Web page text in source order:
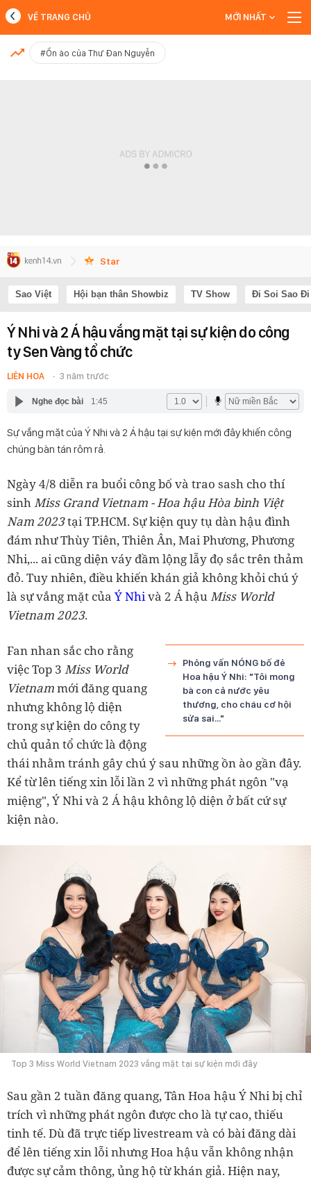
MỚI NHẤT
VỀ TRANG CHỦ MỚI NHẤT
#Ồn ào của Thư Đan Nguyễn
Star
Sao Việt Hội bạn thân Showbiz TV Show Đi Soi Sao Đi
Ý Nhi và 2 Á hậu vắng mặt tại sự kiện do công
ty Sen Vàng tổ chức
LIÊN HOA 3 năm trước
Nghe đọc bài 1:45
Sự vắng mặt của Ý Nhi và 2 Á hậu tại sự kiện mới đây khiến công
chúng bàn tán rôm rả.
Ngày 4/8 diễn ra buổi công bố và trao sash cho thí
sinhMiss Grand Vietnam - Hoa hậu Hòa bình Việt
Nam 2023tại TP.HCM. Sự kiện quy tụ dàn hậu đình
đám như Thùy Tiên, Thiên Ân, Mai Phương, Phương
Nhi,... ai cũng diện váy đầm lộng lẫy đọ sắc trên thảm
đỏ. Tuy nhiên, điều khiến khán giả không khỏi chú ý
là sự vắng mặt của Ý Nhivà 2 Á hậuMiss World
Vietnam 2023.
Phỏng vấn NÓNG bố đẻ
Hoa hậu Ý Nhi: "Tôi mong
bà con cả nước yêu
thương, cho cháu cơ hội
sửa sai..."
Fan nhan sắc cho rằng
việc Top 3 Miss World
Vietnammới đăng quang
nhưng không lộ diện
trong sự kiện do công ty
chủ quản tổ chức là động
thái nhằm tránh gây chú ý sau những ồn ào gần đây.
Kể từ lên tiếng xin lỗi lần 2 vì những phát ngôn "vạ
miệng", Ý Nhi và 2 Á hậu không lộ diện ở bất cứ sự
kiện nào.
Top 3 Miss World Vietnam 2023 vắng mặt tại sự kiện mới đây
Sau gần 2 tuần đăng quang, Tân Hoa hậu Ý Nhi bị chỉ
trích vì những phát ngôn được cho là tự cao, thiếu
tinh tế. Dù đã trực tiếp livestream và có bài đăng dài
để lên tiếng xin lỗi nhưng Hoa hậu vẫn không nhận
được sự cảm thông, ủng hộ từ khán giả. Hiện nay,